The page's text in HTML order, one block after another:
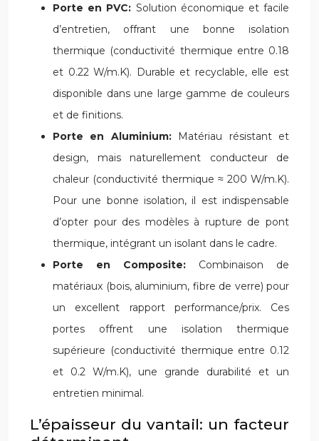
Porte en PVC: Solution économique et facile
d’entretien, offrant une bonne isolation
thermique (conductivité thermique entre 0.18
et 0.22 W/m.K). Durable et recyclable, elle est
disponible dans une large gamme de couleurs
et de finitions.
Porte en Aluminium: Matériau résistant et
design, mais naturellement conducteur de
chaleur (conductivité thermique ≈ 200 W/m.K).
Pour une bonne isolation, il est indispensable
d’opter pour des modèles à rupture de pont
thermique, intégrant un isolant dans le cadre.
Porte en Composite: Combinaison de
matériaux (bois, aluminium, fibre de verre) pour
un excellent rapport performance/prix. Ces
portes offrent une isolation thermique
supérieure (conductivité thermique entre 0.12
et 0.2 W/m.K), une grande durabilité et un
entretien minimal.
L’épaisseur du vantail: un facteur